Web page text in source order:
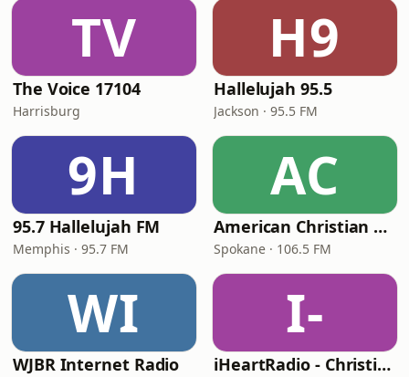
TV
The Voice 17104
Harrisburg
H9
Hallelujah 95.5
Jackson · 95.5 FM
9H
95.7 Hallelujah FM
Memphis · 95.7 FM
AC
American Christian Network
Spokane · 106.5 FM
WI
WJBR Internet Radio
I-
iHeartRadio - Christian Top 20